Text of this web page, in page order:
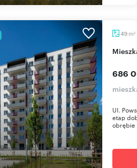
49 m2
686
Ul.
etap
obrębie